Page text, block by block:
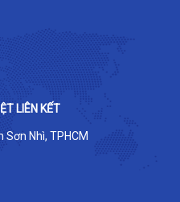
LIÊN KẾT
Sơn Nhì, TPHCM